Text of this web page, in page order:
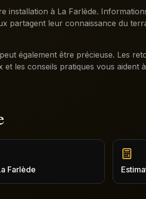
installation à La Farlède.
partagent leur connaissance du
également être précieuse. Les
et les conseils pratiques vous aident
Farlède